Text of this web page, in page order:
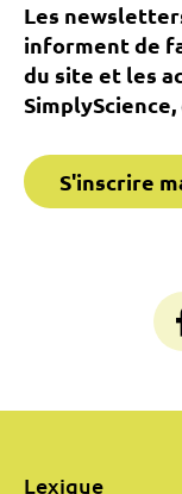
Les
informent de
du site et les
S'inscrire
Lexique